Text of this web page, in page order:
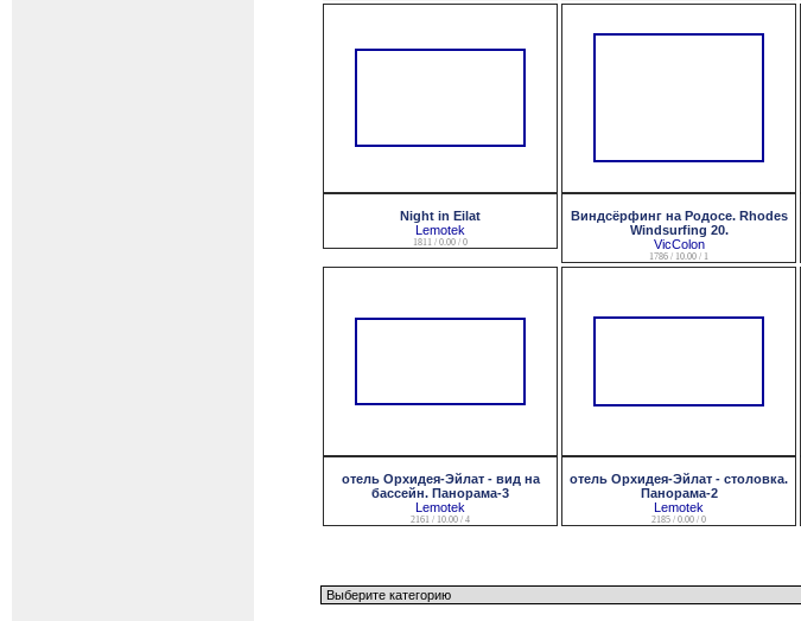
Night in Eilat
Lemotek
1811 / 0.00 / 0
Виндсёрфинг на Родосе. Rhodes
Windsurfing 20.
VicColon
1786 / 10.00 / 1
отель Орхидея-Эйлат - вид на
бассейн. Панорама-3
Lemotek
2161 / 10.00 / 4
отель Орхидея-Эйлат - столовка.
Панорама-2
Lemotek
2185 / 0.00 / 0